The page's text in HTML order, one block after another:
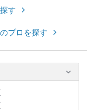
す
プロを探す